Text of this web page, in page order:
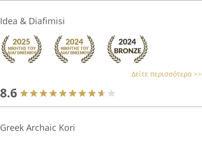
Idea & Diafimisi
Δείτε περισσότερα >>
8.6
Greek Archaic Kori